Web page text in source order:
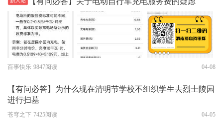
百事快乐 9847阅读 04-08
【有问必答】为什么现在清明节学校不组织学生去烈士陵园
进行扫墓
苍穹之下 7425阅读 04-05